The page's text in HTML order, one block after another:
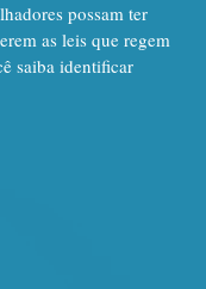
possam ter
as leis que regem
saiba identificar